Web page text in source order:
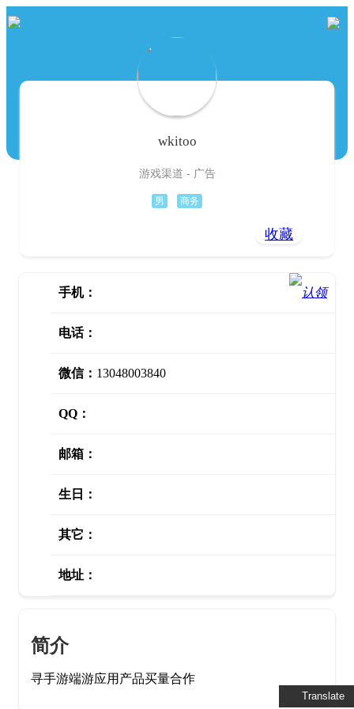
wkitoo
游戏渠道 - 广告
男 商务
收藏
手机：
电话：
微信： 13048003840
QQ：
邮箱：
生日：
其它：
地址：
简介
寻手游端游应用产品买量合作
Translate